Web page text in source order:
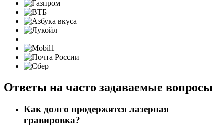
Ответы на часто задаваемые вопросы
Как долго продержится лазерная
гравировка?